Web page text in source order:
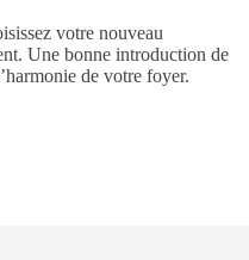
votre nouveau
Une bonne introduction de
de votre foyer.